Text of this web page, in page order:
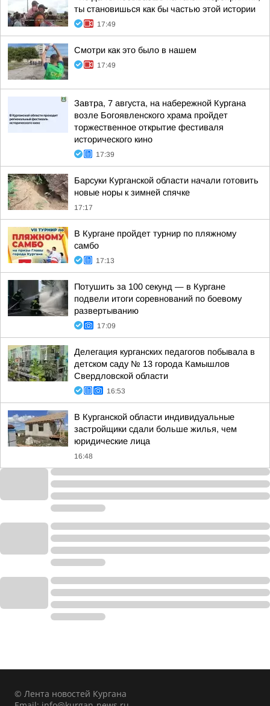
ты становишься как бы частью этой истории
17:49
Смотри как это было в нашем
17:49
Завтра, 7 августа, на набережной Кургана
возле Богоявленского храма пройдет
торжественное открытие фестиваля
исторического кино
17:39
Барсуки Курганской области начали готовить
новые норы к зимней спячке
17:17
В Кургане пройдет турнир по пляжному
самбо
17:13
Потушить за 100 секунд — в Кургане
подвели итоги соревнований по боевому
развертыванию
17:09
Делегация курганских педагогов побывала в
детском саду № 13 города Камышлов
Свердловской области
16:53
В Курганской области индивидуальные
застройщики сдали больше жилья, чем
юридические лица
16:48
© Лента новостей Кургана